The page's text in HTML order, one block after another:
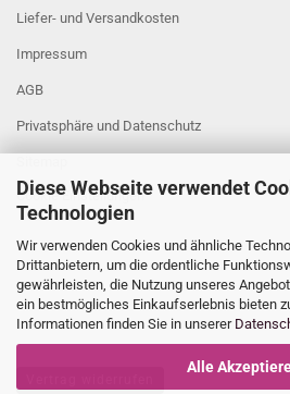
Diese Webseite verwendet
Technologien
Wir verwenden Cookies und ähnliche
Drittanbietern, um die ordentliche
gewährleisten, die Nutzung unseres
ein bestmögliches Einkaufserlebnis bieten
Informationen finden Sie in unserer
Alle
Liefer- und Versandkosten
Impressum
AGB
Privatsphäre und Datenschutz
Cookie Einstellungen